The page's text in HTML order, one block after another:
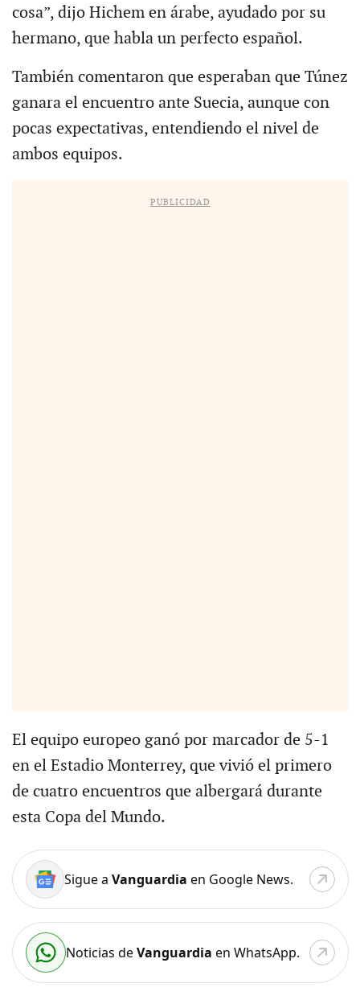
cosa”, dijo Hichem en árabe, ayudado por su
hermano, que habla un perfecto español.
También comentaron que esperaban que Túnez
ganara el encuentro ante Suecia, aunque con
pocas expectativas, entendiendo el nivel de
ambos equipos.
PUBLICIDAD
El equipo europeo ganó por marcador de 5-1
en el Estadio Monterrey, que vivió el primero
de cuatro encuentros que albergará durante
esta Copa del Mundo.
Sigue a Vanguardia en Google News.
Noticias deVanguardia en WhatsApp.